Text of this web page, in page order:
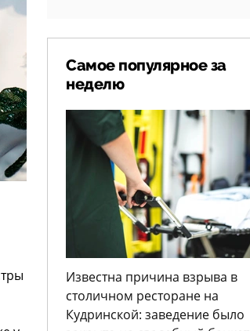
Самое популярное за
неделю
Известна причина взрыва в
столичном ресторане на
Кудринской: заведение было